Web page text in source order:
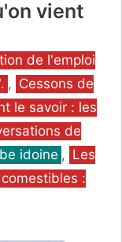
vient
de l'emploi
, Cessons de
le savoir : les
de
idoine , Les
: